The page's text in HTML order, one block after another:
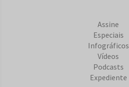
Assine
Especiais
Infográficos
Vídeos
Podcasts
Expediente